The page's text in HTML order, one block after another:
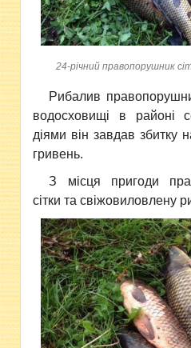
24-річний правопорушник
Рибалив
водосховищі в районі
діями він завдав збитку
гривень.
З місця пригоди
сітки та свіжовиловлену